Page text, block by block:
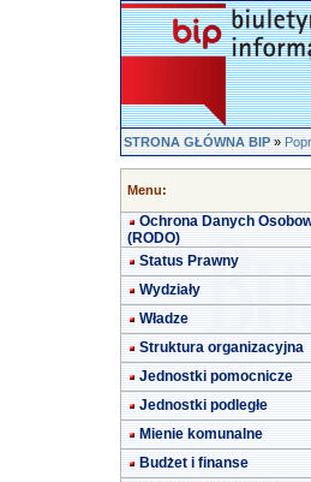
STRONA GŁÓWNA BIP»
Menu:
Ochrona Danych
(RODO)
Status Prawny
Wydziały
Władze
Struktura organizacyjna
Jednostki pomocnicze
Jednostki podległe
Mienie komunalne
Budżet i finanse